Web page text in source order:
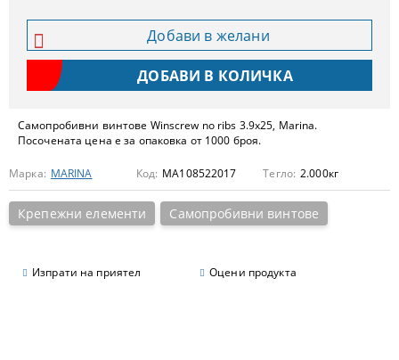
Самопробивни винтове Winscrew no ribs 3.9x25, Marina.
Посочената цена е за опаковка от 1000 броя.
Марка: MARINA Код: MA108522017 Тегло: 2.000кг
Крепежни елементи Самопробивни винтове
Изпрати на приятел Оцени продукта
Добави в желани